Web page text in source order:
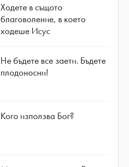
Ходете в същото
благоволение, в което
ходеше Исус
Не бъдете все заети. Бъдете
плодоносни!
Кого използва Бог?